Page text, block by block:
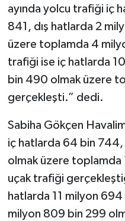
ayında yolcu trafiği iç
841, dış hatlarda 2
üzere toplamda 4
trafiği ise iç hatlarda
bin 490 olmak üzere
gerçekleşti.” dedi.
Sabiha Gökçen
iç hatlarda 64 bin
olmak üzere
uçak trafiği
hatlarda 11 milyon
milyon 809 bin 299